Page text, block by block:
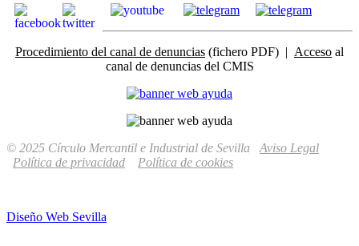
Procedimiento del canal de denuncias (fichero PDF) | Acceso al
canal de denuncias del CMIS
© 2025 Círculo Mercantil e Industrial de Sevilla Aviso Legal
Política de privacidad
Política de cookies
Diseño Web Sevilla